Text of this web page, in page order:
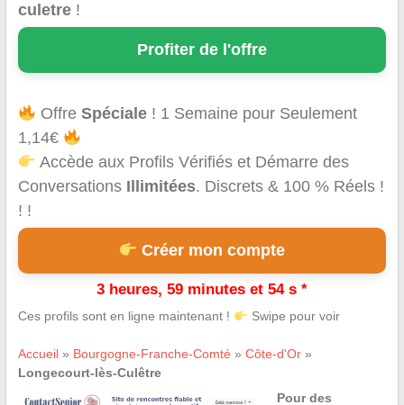
culetre!
Profiter de l'offre
OffreSpéciale ! 1 Semaine pour Seulement
1,14€
Accède aux Profils Vérifiés et Démarre des
Conversations Illimitées. Discrets & 100 % Réels !
! !
Créer mon compte
3 heures, 59 minutes et 54 s *
Ces profils sont en ligne maintenant ! Swipe pour voir
Accueil» Bourgogne-Franche-Comté » Côte-d'Or»
Longecourt-lès-Culêtre
Pour des